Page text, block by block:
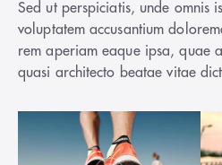
Sed ut perspiciatis, unde omnis
voluptatem accusantium
rem aperiam eaque ipsa, quae
quasi architecto beatae vitae